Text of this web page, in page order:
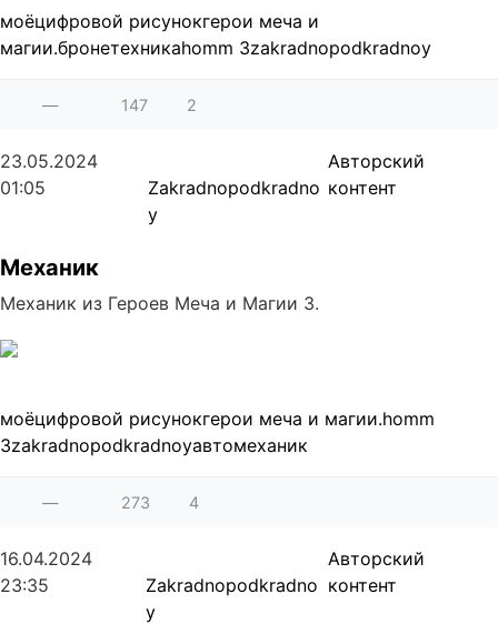
моёцифровой рисунокгерои меча и
магии.бронетехникаhomm 3zakradnopodkradnoy
— 147 2
23.05.2024
01:05
Zakradnopodkradno
y
Авторский
контент
Механик
Механик из Героев Меча и Магии 3.
моёцифровой рисунокгерои меча и магии.homm
3zakradnopodkradnoyавтомеханик
— 273 4
16.04.2024
23:35
Zakradnopodkradno
y
Авторский
контент